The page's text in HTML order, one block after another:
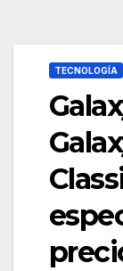
TECNOLOGÍA